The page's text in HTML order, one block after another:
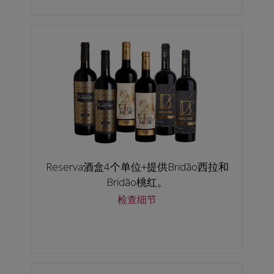
Reserva酒盒4个单位+提供Bridão西拉和
Bridão桃红。
检查细节